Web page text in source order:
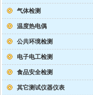
气体检测
温度热电偶
公共环境检测
电子电工检测
食品安全检测
其它测试仪器仪表